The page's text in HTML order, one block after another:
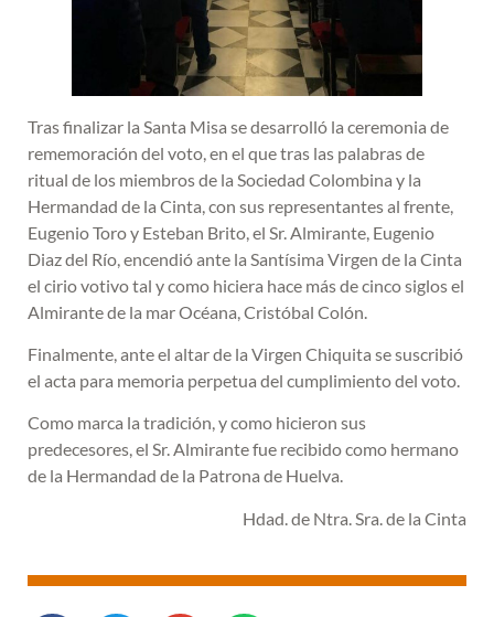
Tras finalizar la Santa Misa se desarrolló la ceremonia de
rememoración del voto, en el que tras las palabras de
ritual de los miembros de la Sociedad Colombina y la
Hermandad de la Cinta, con sus representantes al frente,
Eugenio Toro y Esteban Brito, el Sr. Almirante, Eugenio
Diaz del Río, encendió ante la Santísima Virgen de la Cinta
el cirio votivo tal y como hiciera hace más de cinco siglos el
Almirante de la mar Océana, Cristóbal Colón.
Finalmente, ante el altar de la Virgen Chiquita se suscribió
el acta para memoria perpetua del cumplimiento del voto.
Como marca la tradición, y como hicieron sus
predecesores, el Sr. Almirante fue recibido como hermano
de la Hermandad de la Patrona de Huelva.
Hdad. de Ntra. Sra. de la Cinta